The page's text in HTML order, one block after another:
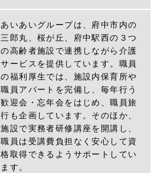
あいあいグループは、府中市内の
三郎丸、桜が丘、府中駅西の３つ
の高齢者施設で連携しながら介護
サービスを提供しています。職員
の福利厚生では、施設内保育所や
職員アパートを完備し、毎年行う
歓迎会・忘年会をはじめ、職員旅
行も企画しています。そのほか、
施設で実務者研修講座を開講し、
職員は受講費負担なく安心して資
格取得できるようサポートしてい
ます。